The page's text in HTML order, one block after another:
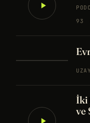
93
UZAY
İki
ve